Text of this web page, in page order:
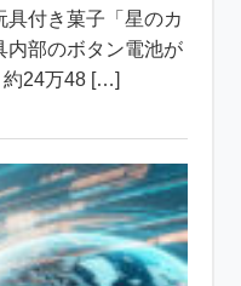
具付き菓子「星のカ
内部のボタン電池が
約24万48 […]